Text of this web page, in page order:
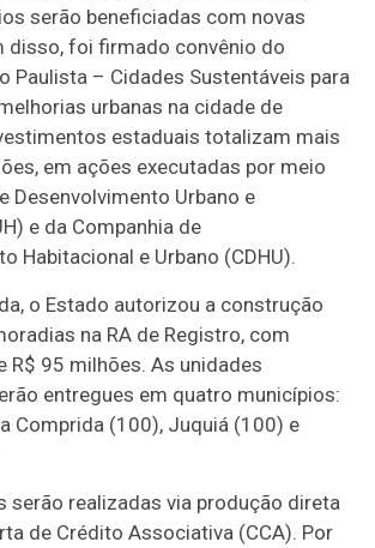
serão beneficiadas com novas
disso, foi firmado convênio do
Paulista – Cidades Sustentáveis para
urbanas na cidade de
estaduais totalizam mais
em ações executadas por meio
Desenvolvimento Urbano e
e da Companhia de
Habitacional e Urbano (CDHU).
o Estado autorizou a construção
na RA de Registro, com
R$ 95 milhões. As unidades
entregues em quatro municípios:
Comprida (100), Juquiá (100) e
serão realizadas via produção direta
de Crédito Associativa (CCA). Por